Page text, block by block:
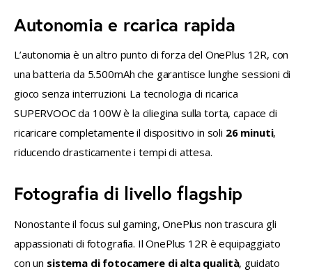
Autonomia e rcarica rapida
L’autonomia è un altro punto di forza del OnePlus 12R, con
una batteria da 5.500mAh che garantisce lunghe sessioni di
gioco senza interruzioni. La tecnologia di ricarica
SUPERVOOC da 100W è la ciliegina sulla torta, capace di
ricaricare completamente il dispositivo in soli 26 minuti,
riducendo drasticamente i tempi di attesa.
Fotografia di livello flagship
Nonostante il focus sul gaming, OnePlus non trascura gli
appassionati di fotografia. Il OnePlus 12R è equipaggiato
con un sistema di fotocamere di alta qualità, guidato